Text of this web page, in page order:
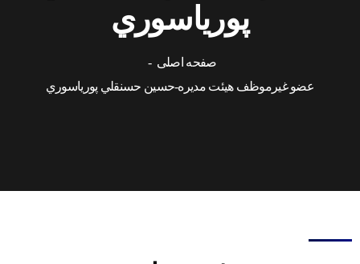
پورياسوري
صفحه اصلی
عضو غیرموظف هیئت مدیره-حسين حسنقلي پورياسوري